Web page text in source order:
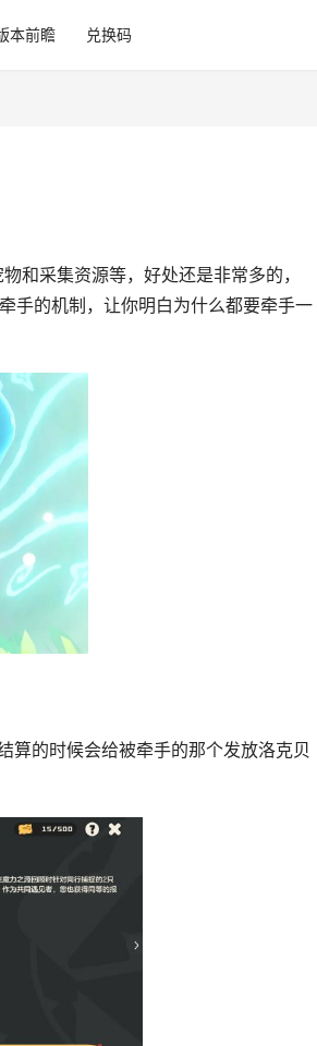
本前瞻 兑换码
和采集资源等，好处还是非常多的，
手的机制，让你明白为什么都要牵手一
算的时候会给被牵手的那个发放洛克贝